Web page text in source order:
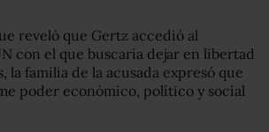
reveló que Gertz accedió al
con el que buscaría dejar en libertad
la familia de la acusada expresó que
poder económico, político y social